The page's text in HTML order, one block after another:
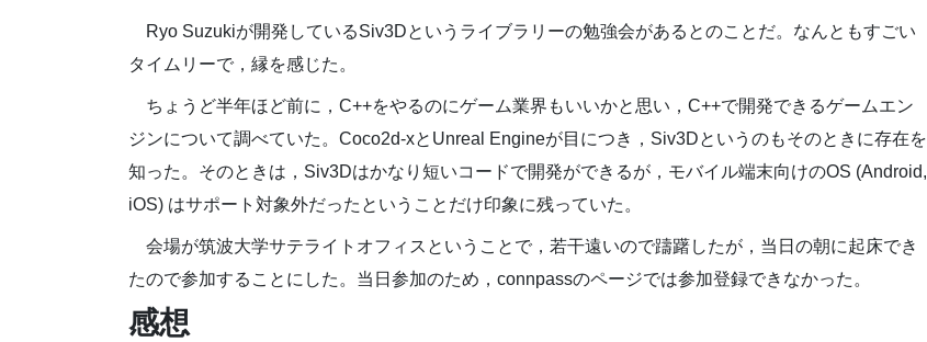
Ryo Suzukiが開発しているSiv3Dというライブラリーの勉強会があるとのことだ。なんともすごい
タイムリーで，縁を感じた。
ちょうど半年ほど前に，C++をやるのにゲーム業界もいいかと思い，C++で開発できるゲームエン
ジンについて調べていた。Coco2d-xとUnreal Engineが目につき，Siv3Dというのもそのときに存在を
知った。そのときは，Siv3Dはかなり短いコードで開発ができるが，モバイル端末向けのOS (Android,
iOS) はサポート対象外だったということだけ印象に残っていた。
会場が筑波大学サテライトオフィスということで，若干遠いので躊躇したが，当日の朝に起床でき
たので参加することにした。当日参加のため，connpassのページでは参加登録できなかった。
感想